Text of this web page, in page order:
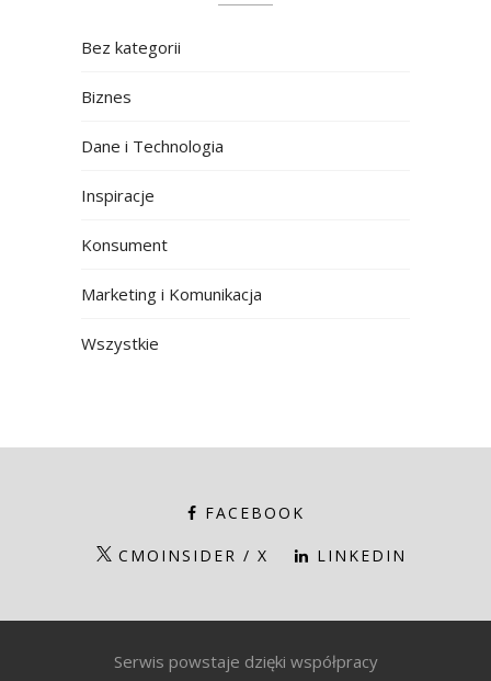
Bez kategorii
Biznes
Dane i Technologia
Inspiracje
Konsument
Marketing i Komunikacja
Wszystkie
FACEBOOK
CMOINSIDER / X LINKEDIN
Serwis powstaje dzięki współpracy